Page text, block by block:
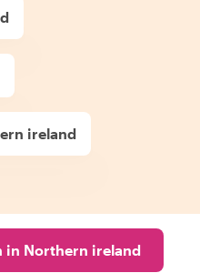
ireland
in Northern ireland